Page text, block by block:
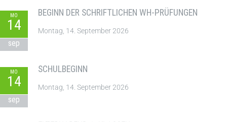
MO
14
sep
BEGINN DER SCHRIFTLICHEN WH-PRÜFUNGEN
Montag, 14. September 2026
MO
14
sep
SCHULBEGINN
Montag, 14. September 2026